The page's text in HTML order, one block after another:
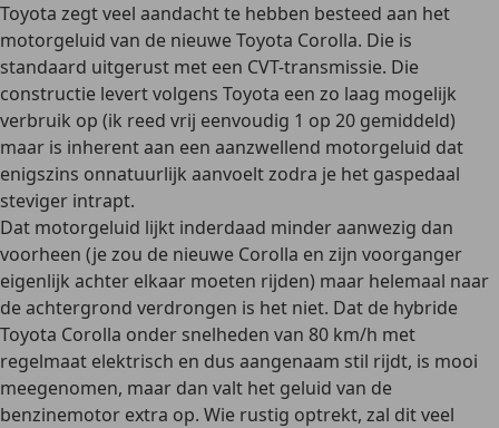
Toyota zegt veel aandacht te hebben besteed aan het
motorgeluid van de nieuwe Toyota Corolla. Die is
standaard uitgerust met een CVT-transmissie. Die
constructie levert volgens Toyota een zo laag mogelijk
verbruik op (ik reed vrij eenvoudig 1 op 20 gemiddeld)
maar is inherent aan een aanzwellend motorgeluid dat
enigszins onnatuurlijk aanvoelt zodra je het gaspedaal
steviger intrapt.
Dat motorgeluid lijkt inderdaad minder aanwezig dan
voorheen (je zou de nieuwe Corolla en zijn voorganger
eigenlijk achter elkaar moeten rijden) maar helemaal naar
de achtergrond verdrongen is het niet. Dat de hybride
Toyota Corolla onder snelheden van 80 km/h met
regelmaat elektrisch en dus aangenaam stil rijdt, is mooi
meegenomen, maar dan valt het geluid van de
benzinemotor extra op. Wie rustig optrekt, zal dit veel